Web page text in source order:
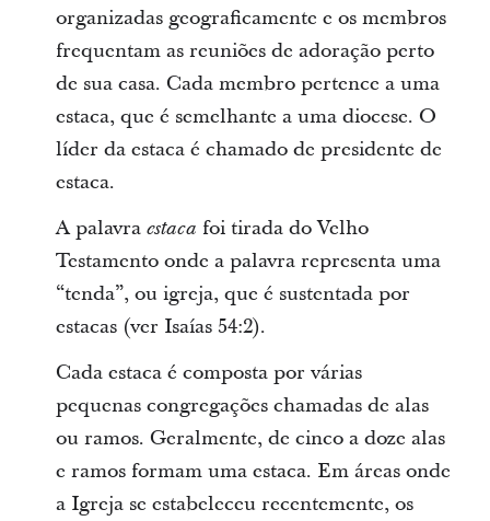
organizadas geograficamente e os membros
frequentam as reuniões de adoração perto
de sua casa. Cada membro pertence a uma
estaca, que é semelhante a uma diocese. O
líder da estaca é chamado de presidente de
estaca.
A palavra estaca foi tirada do Velho
Testamento onde a palavra representa uma
“tenda”, ou igreja, que é sustentada por
estacas (ver Isaías 54:2).
Cada estaca é composta por várias
pequenas congregações chamadas de alas
ou ramos. Geralmente, de cinco a doze alas
e ramos formam uma estaca. Em áreas onde
a Igreja se estabeleceu recentemente, os